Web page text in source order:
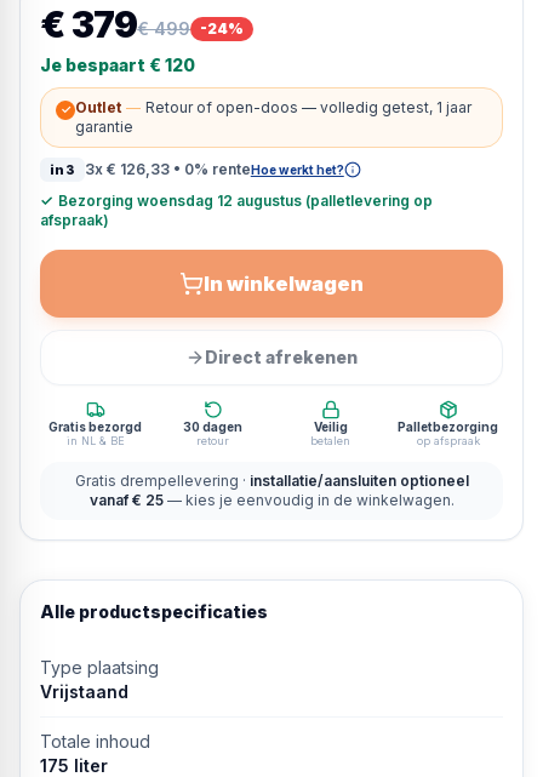
€ 379€ 499 -24%
Je bespaart € 120
✓ Outlet — Retour of open-doos — volledig getest, 1 jaar
garantie
in3 3x € 126,33• 0% renteHoe werkt het?
✓ Bezorging woensdag 12 augustus (palletlevering op
afspraak)
In winkelwagen
Direct afrekenen
Gratis bezorgd
in NL & BE
30 dagen
retour
Veilig
betalen
Palletbezorging
op afspraak
Gratis drempellevering · installatie/aansluiten optioneel
vanaf € 25 — kies je eenvoudig in de winkelwagen.
Alle productspecificaties
Type plaatsing
Vrijstaand
Totale inhoud
175 liter